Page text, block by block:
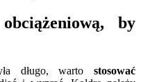
by
długo, wartostosować